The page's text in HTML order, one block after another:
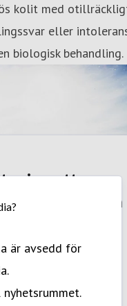
är avsedd för
kolit med
eller
biologisk behandling.
visar att
bättre än
primära och
atopisk